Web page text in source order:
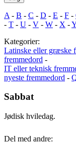
A - B - C - D - E - F -
- T - U - V - W - X -
Kategorier:
Latinske eller græske
fremmedord -
IT eller teknisk
nyeste fremmedord -
Sabbat
Jødisk hviledag.
Del med andre: